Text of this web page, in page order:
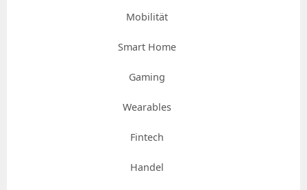
Mobilität
Smart Home
Gaming
Wearables
Fintech
Handel